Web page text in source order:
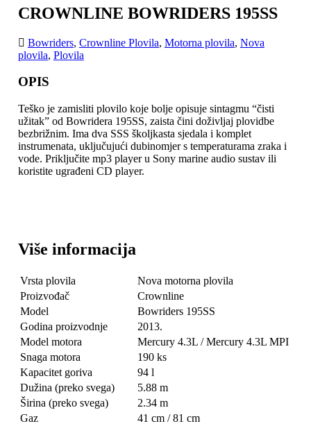
CROWNLINE BOWRIDERS 195SS
Bowriders, Crownline Plovila, Motorna plovila, Nova
plovila, Plovila
OPIS
Teško je zamisliti plovilo koje bolje opisuje sintagmu “čisti
užitak” od Bowridera 195SS, zaista čini doživljaj plovidbe
bezbrižnim. Ima dva SSS školjkasta sjedala i komplet
instrumenata, uključujući dubinomjer s temperaturama zraka i
vode. Priključite mp3 player u Sony marine audio sustav ili
koristite ugrađeni CD player.
Više informacija
Vrsta plovila
Nova motorna plovila
Proizvođač
Crownline
Model
Bowriders 195SS
Godina proizvodnje
2013.
Model motora
Mercury 4.3L / Mercury 4.3L MPI
Snaga motora
190 ks
Kapacitet goriva
94 l
Dužina (preko svega)
5.88 m
Širina (preko svega)
2.34 m
Gaz
41 cm / 81 cm